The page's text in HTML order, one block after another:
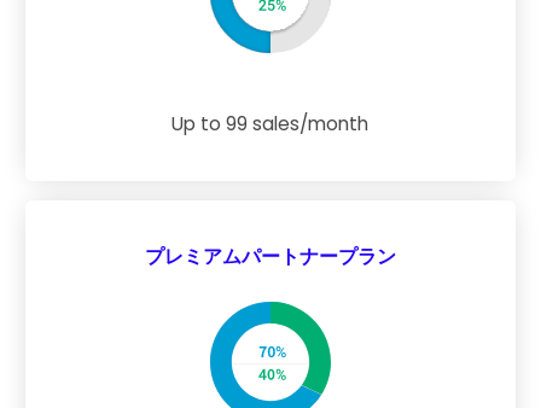
Up to 99 sales/month
プレミアムパートナープラン